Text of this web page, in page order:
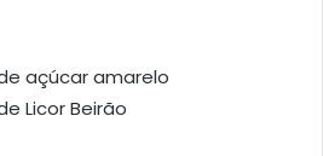
açúcar amarelo
Licor Beirão